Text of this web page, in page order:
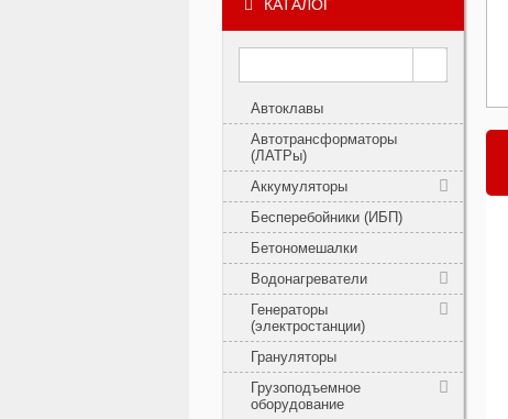
КАТАЛОГ
Автоклавы
Автотрансформаторы
(ЛАТРы)
Аккумуляторы
Бесперебойники (ИБП)
Бетономешалки
Водонагреватели
Генераторы
(электростанции)
Грануляторы
Грузоподъемное
оборудование